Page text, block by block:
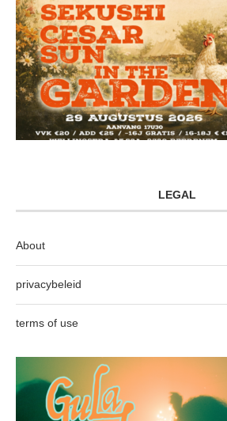
LEGAL
About
privacybeleid
terms of use